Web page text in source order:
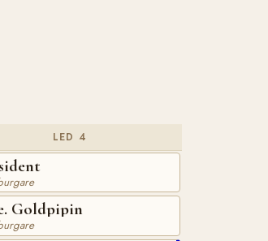
LED 4
Goldpipin